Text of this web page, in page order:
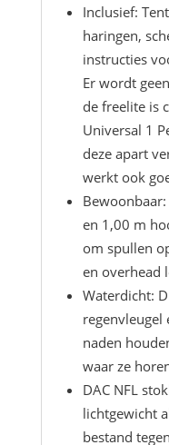
Inclusief:
haringen,
instructies
Er wordt
de freelite is
Universal 1
deze apart
werkt ook
en 1,00 m
om spullen
en overhead
Waterdicht:
regenvleugel
naden
waar ze
DAC NFL
lichtgewicht
bestand